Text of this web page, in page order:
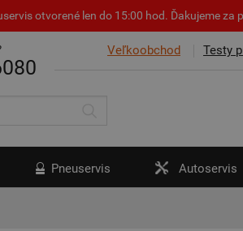
otvorené len do 15:00 hod. Ďakujeme za
Veľkoobchod Testy
Pneuservis Autoservis